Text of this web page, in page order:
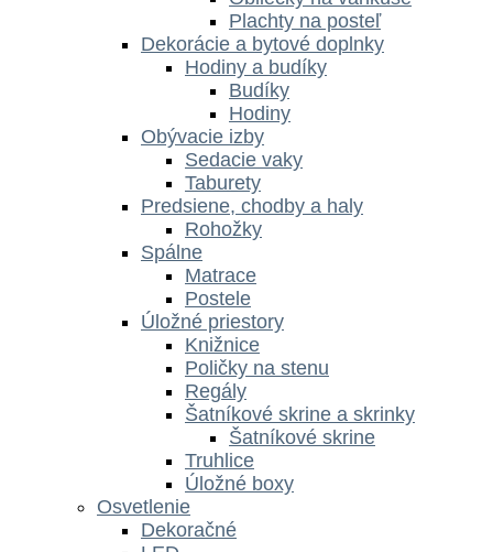
Plachty na posteľ
Dekorácie a bytové doplnky
Hodiny a budíky
Budíky
Hodiny
Obývacie izby
Sedacie vaky
Taburety
Predsiene, chodby a haly
Rohožky
Spálne
Matrace
Postele
Úložné priestory
Knižnice
Poličky na stenu
Regály
Šatníkové skrine a skrinky
Šatníkové skrine
Truhlice
Úložné boxy
Osvetlenie
Dekoračné